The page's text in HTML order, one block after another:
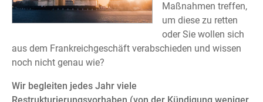
Maßnahmen treffen,
um diese zu retten
oder Sie wollen sich
aus dem Frankreichgeschäft verabschieden und wissen
noch nicht genau wie?
Wir begleiten jedes Jahr viele